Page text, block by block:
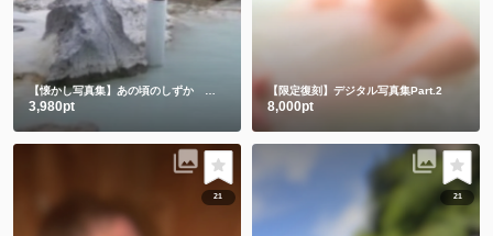
3,980pt
【限定復刻】デジタル写真集Part.2
8,000pt
21 21